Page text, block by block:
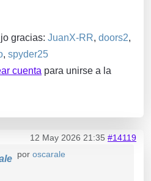
gracias: JuanX-RR, doors2,
, spyder25
cuenta para unirse a la
12 May 2026 21:35 #14119
por oscarale